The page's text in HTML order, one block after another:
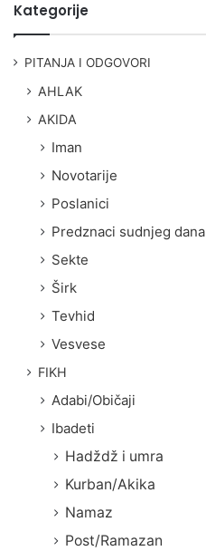
Kategorije
PITANJA I ODGOVORI
AHLAK
AKIDA
Iman
Novotarije
Poslanici
Predznaci sudnjeg dana
Sekte
Širk
Tevhid
Vesvese
FIKH
Adabi/Običaji
Ibadeti
Hadždž i umra
Kurban/Akika
Namaz
Post/Ramazan